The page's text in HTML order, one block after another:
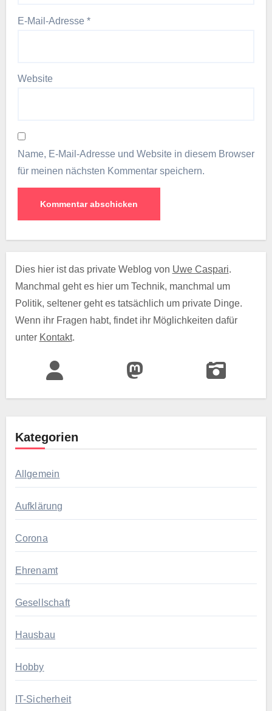
E-Mail-Adresse *
Website
Name, E-Mail-Adresse und Website in diesem Browser
für meinen nächsten Kommentar speichern.
Dies hier ist das private Weblog von Uwe Caspari.
Manchmal geht es hier um Technik, manchmal um
Politik, seltener geht es tatsächlich um private Dinge.
Wenn ihr Fragen habt, findet ihr Möglichkeiten dafür
unter Kontakt.
Kategorien
Allgemein
Aufklärung
Corona
Ehrenamt
Gesellschaft
Hausbau
Hobby
IT-Sicherheit